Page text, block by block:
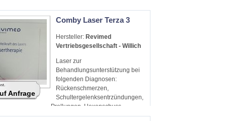
Comby Laser Terza 3
Hersteller: Revimed
Vertriebsgesellschaft - Willich
Laser zur
Behandlungsunterstützung bei
folgenden Diagnosen:
Rückenschmerzen,
Schultergelenksentrzündungen,
Prellungen, Hexenschuss,
Tennisellbogen etc.
Anfrage